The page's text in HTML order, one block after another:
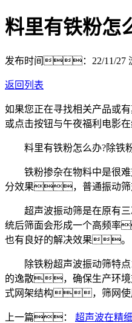
料里有铁粉怎
发布时间：22/11/27
返回列表
如果您正在寻找相关产品
或点击按钮与午夜福利电影
料里有铁粉怎么办?除铁
铁粉掺杂在物料中是很难
分效果，普通振动筛
超声波振动筛是在原有三
统后筛面会形成一个高频
也有良好的解决效果。
除铁粉超声波振动筛特点
的逸散，确保生产环
式网架结构，筛网使
上一篇： 超声波在精